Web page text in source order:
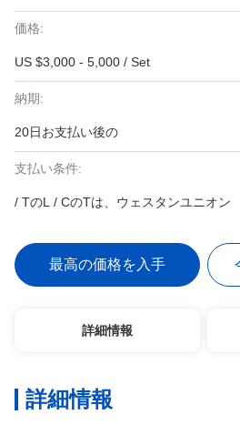
価格:
US $3,000 - 5,000 / Set
納期:
20日お支払い後の
支払い条件:
/ TのL / CのTは、ウェスタンユニオン
最高の価格を入手
詳細情報
詳細情報